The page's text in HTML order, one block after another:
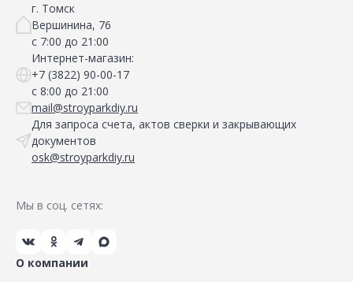
г. Томск
Вершинина, 76
с 7:00 до 21:00
Интернет-магазин:
+7 (3822) 90-00-17
с 8:00 до 21:00
mail@stroyparkdiy.ru
Для запроса счета, актов сверки и закрывающих
документов
osk@stroyparkdiy.ru
Мы в соц. сетях:
О компании